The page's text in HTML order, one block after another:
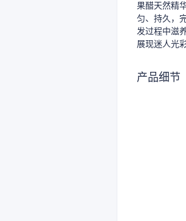
果醋天然精
匀、持久，
发过程中滋
展现迷人光彩
产品细节